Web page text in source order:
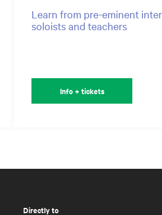
Learn from pre-eminent
soloists and teachers
Info + tickets
Directly to